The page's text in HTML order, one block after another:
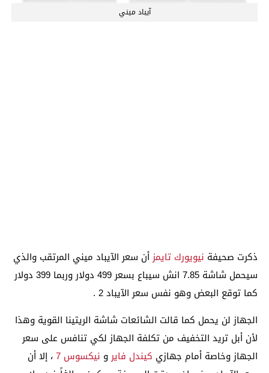
آيباد ميني
ذكرت صحيفة نيويورك تايمزأن سعر الآيباد ميني المرتقب والذي
سيحمل شاشة 7.85 انش سيباع بسعر 499 دولار وربما 399 دولار
كما توقع البعض وهو نفس سعر الآيباد 2 .
الجهاز لن يحمل كما قالت الشائعات شاشة الريتينا القوية وهذا
لأن أبل تريد التخفيف من تكلفة الجهاز لكي تنافس على سعر
الجهاز وخاصة أمام جهازي كيندل فايرو نيكسوس 7 ، إلا أن